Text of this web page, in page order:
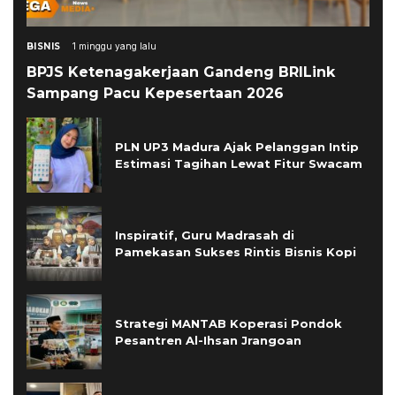
BISNIS 1 minggu yang lalu
BPJS Ketenagakerjaan Gandeng BRILink
Sampang Pacu Kepesertaan 2026
PLN UP3 Madura Ajak Pelanggan Intip
Estimasi Tagihan Lewat Fitur Swacam
Inspiratif, Guru Madrasah di
Pamekasan Sukses Rintis Bisnis Kopi
Strategi MANTAB Koperasi Pondok
Pesantren Al-Ihsan Jrangoan